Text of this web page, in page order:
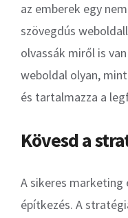
az emberek egy
szövegdús
olvassák miről is
weboldal olyan,
és tartalmazza a
Kövesd a
A sikeres
építkezés. A